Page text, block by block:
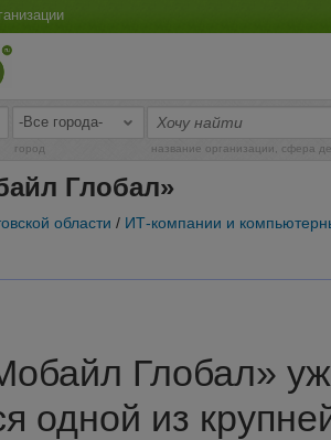
город название организации, сфера
Глобал»
области / ИТ-компании и
Глобал»
одной из